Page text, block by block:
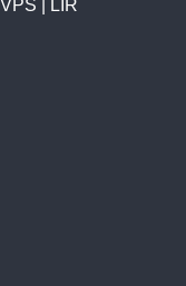
VPS LIR